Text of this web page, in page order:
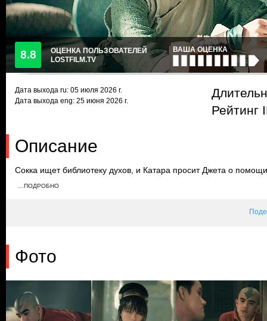
8.8
ОЦЕНКА ПОЛЬЗОВАТЕЛЕЙ
LOSTFILM.TV
ВАША ОЦЕНКА
Дата выхода ru: 05 июля 2026 г.
Дата выхода eng: 25 июня 2026 г.
Рейтинг
Описание
Сокка ищет библиотеку духов, и Катара просит Джета о
огня, чтобы ее арестовали. Ван Ши Тонг разрешает героям
…ПОДРОБНО
Фото